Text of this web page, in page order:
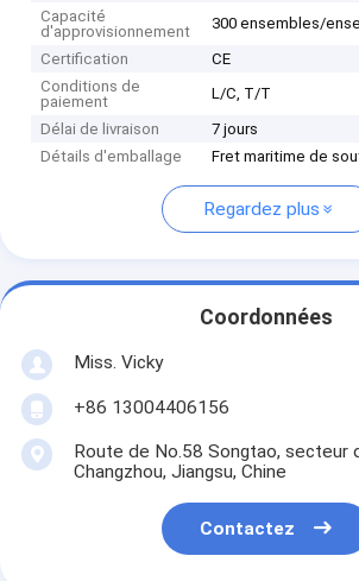
Capacité
d'approvisionnement
300 ensembles/
Certification
CE
Conditions de
paiement
L/C, T/T
Délai de livraison
7 jours
Détails d'emballage
Fret maritime de
Regardez plus
Coordonnées
Miss. Vicky
+86 13004406156
Route de No.58 Songtao, secteur
Changzhou, Jiangsu, Chine
Contactez